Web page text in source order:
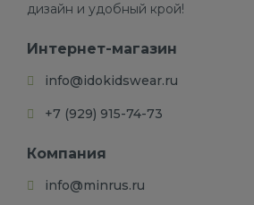
дизайн и удобный крой!
Интернет-магазин
info@idokidswear.ru
+7 (929) 915-74-73
Компания
info@minrus.ru